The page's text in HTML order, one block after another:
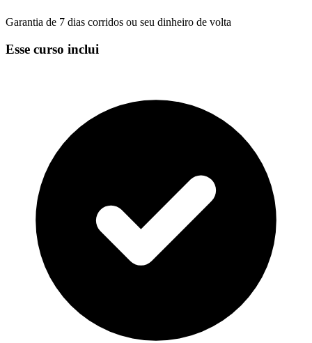
Garantia de 7 dias corridos ou seu dinheiro de volta
Esse curso inclui